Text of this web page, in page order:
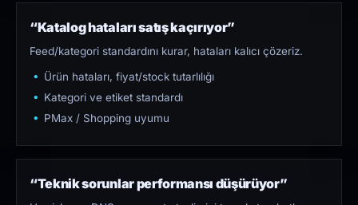
“Katalog hataları satış kaçırıyor”
Feed/kategori standardını kurar, hataları kalıcı çözeriz.
Ürün hataları, fiyat/stock tutarlılığı
Kategori ve etiket standardı
PMax / Shopping uyumu
“Teknik sorunlar performansı düşürüyor”